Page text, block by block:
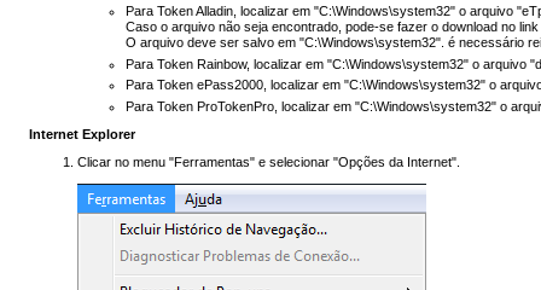
Para Token Alladin, localizar em "C:\Windows\system32" o arquivo
Caso o arquivo não seja encontrado, pode-se fazer o download no
O arquivo deve ser salvo em "C:\Windows\system32". é necessário
Para Token Rainbow, localizar em "C:\Windows\system32" o arquivo
Para Token ePass2000, localizar em "C:\Windows\system32" o
Para Token ProTokenPro, localizar em "C:\Windows\system32" o
Internet Explorer
Clicar no menu "Ferramentas" e selecionar "Opções da Internet".